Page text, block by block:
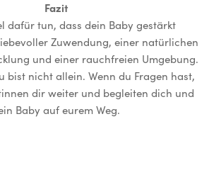
Fazit
dafür tun, dass dein Baby gestärkt
Zuwendung, einer natürlichen
und einer rauchfreien Umgebung.
bist nicht allein. Wenn du Fragen hast,
dir weiter und begleiten dich und
Baby auf eurem Weg.